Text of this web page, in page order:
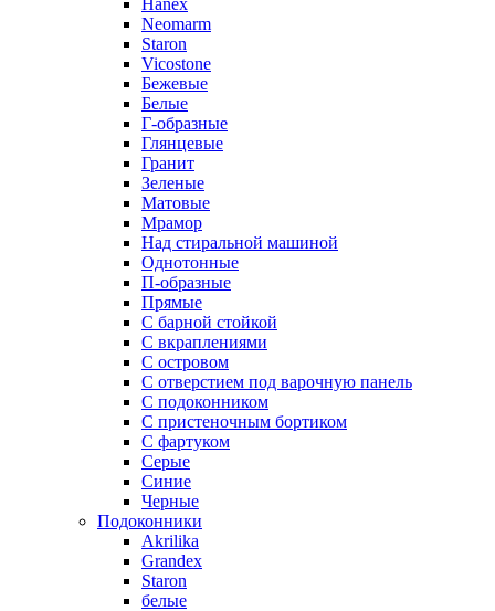
Hanex
Neomarm
Staron
Vicostone
Бежевые
Белые
Г-образные
Глянцевые
Гранит
Зеленые
Матовые
Мрамор
Над стиральной машиной
Однотонные
П-образные
Прямые
С барной стойкой
С вкраплениями
С островом
С отверстием под варочную панель
С подоконником
С пристеночным бортиком
С фартуком
Серые
Синие
Черные
Подоконники
Akrilika
Grandex
Staron
белые